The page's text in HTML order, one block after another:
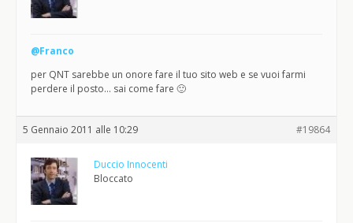
@Franco
per QNT sarebbe un onore fare il tuo sito web e se vuoi farmi
perdere il posto… sai come fare 🙂
5 Gennaio 2011 alle 10:29 #19864
Duccio Innocenti
Bloccato